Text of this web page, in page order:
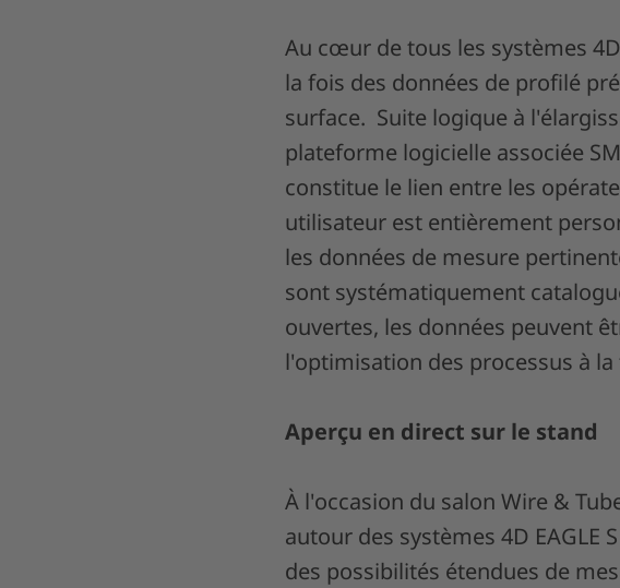
Au cœur de tous les systèmes
la fois des données de profilé
surface. Suite logique à
plateforme logicielle associée
constitue le lien entre les
utilisateur est entièrement
les données de mesure
sont systématiquement
ouvertes, les données peuvent
l'optimisation des processus à
Aperçu en direct sur le stand
À l'occasion du salon Wire &
autour des systèmes 4D EAGLE
des possibilités étendues de